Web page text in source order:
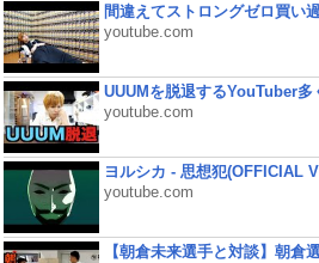
間違えてストロングゼロ買い過
youtube.com
UUUMを脱退するYouTuber多
youtube.com
ヨルシカ - 思想犯(OFFICIAL
youtube.com
【朝倉未来選手と対談】朝倉